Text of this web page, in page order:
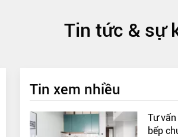
Tin tức & sự
Tin xem nhiều
Tư
bếp